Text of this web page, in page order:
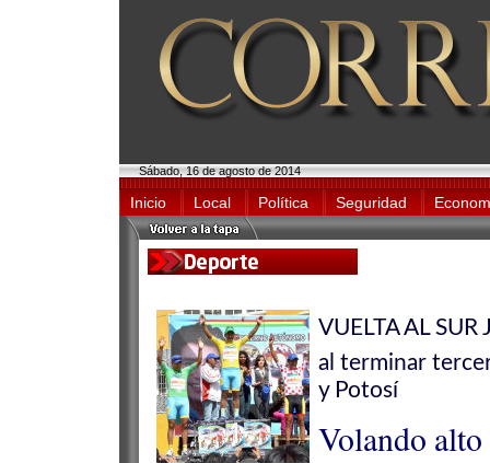
Sábado, 16 de agosto de 2014
Inicio Local Política Seguridad
VUELTA AL SUR
al terminar
y Potosí
Volando alto